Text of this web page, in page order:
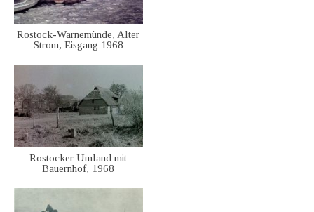
Rostock-Warnemünde, Alter
Strom, Eisgang 1968
Rostocker Umland mit
Bauernhof, 1968